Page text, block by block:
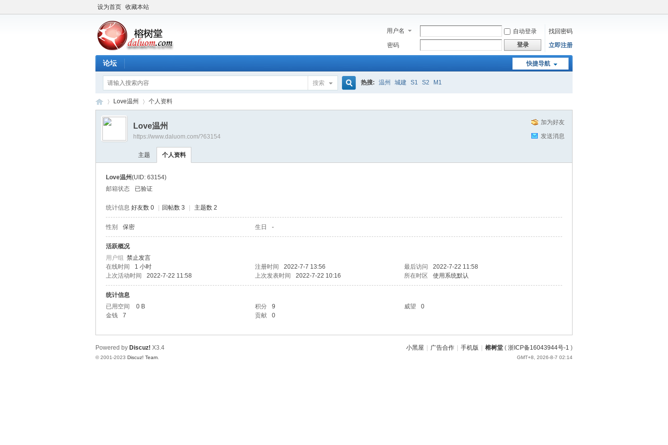
设为首页 收藏本站
用户名 自动登录
找回密码
密码
登录 立即注册
快捷导航
论坛
搜索 热搜: 温州 城建 S1 S2 M1
›
Love温州 个人资料
加为好友
发送消息
Love温州
https://www.daluom.com/?63154
主题 个人资料
Love温州(UID: 63154)
邮箱状态
已验证
统计信息 好友数 0 回帖数 3 主题数 2
性别 保密 生日 -
活跃概况
用户组 禁止发言
在线时间
1 小时 注册时间 2022-7-7 13:56 最后访问
2022-7-22 11:58
上次活动时间
2022-7-22 11:58 上次发表时间 2022-7-22 10:16 所在时区 使用系统默认
统计信息
已用空间
0 B 积分 9 威望
0
金钱
7 贡献 0
小黑屋 广告合作 手机版 榕树堂 ( 浙ICP备16043944号-1 )
GMT+8, 2026-8-7 02:14
Powered by Discuz! X3.4
© 2001-2023 Discuz! Team